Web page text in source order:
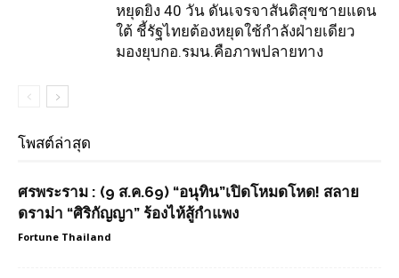
หยุดยิง 40 วัน ดันเจรจาสันติสุขชายแดน
ใต้ ชี้รัฐไทยต้องหยุดใช้กำลังฝ่ายเดียว
มองยุบกอ.รมน.คือภาพปลายทาง
โพสต์ล่าสุด
ศรพระราม : (9 ส.ค.69) “อนุทิน”เปิดโหมดโหด! สลาย
ดราม่า “ศิริกัญญา” ร้องไห้สู้กำแพง
Fortune Thailand